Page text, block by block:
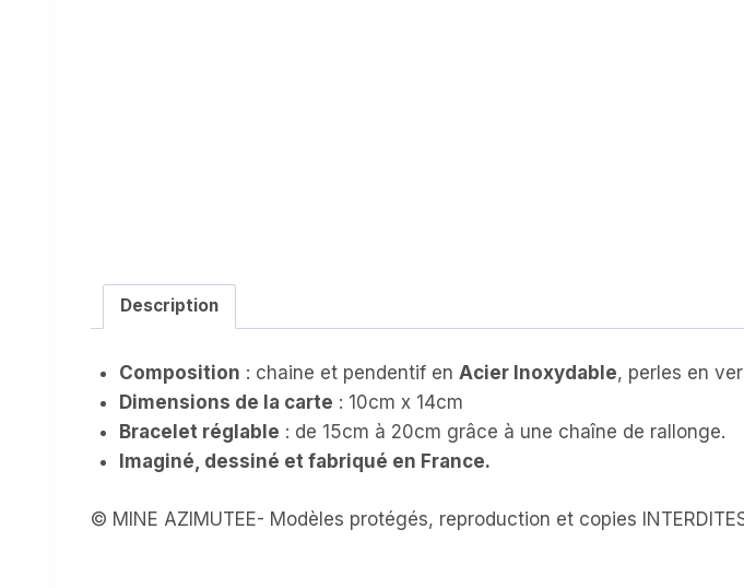
Description
Composition : chaine et pendentif en Acier Inoxydable, perles en
Dimensions de la carte : 10cm x 14cm
Bracelet réglable : de 15cm à 20cm grâce à une chaîne de rallonge.
Imaginé, dessiné et fabriqué en France.
© MINE AZIMUTEE- Modèles protégés, reproduction et copies